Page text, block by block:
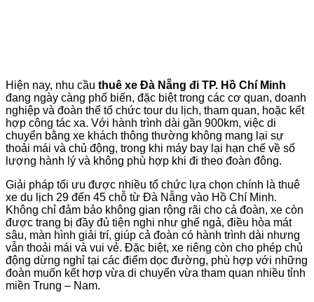
Hiện nay, nhu cầu thuê xe Đà Nẵng đi TP. Hồ Chí Minh
đang ngày càng phổ biến, đặc biệt trong các cơ quan, doanh
nghiệp và đoàn thể tổ chức tour du lịch, tham quan, hoặc kết
hợp công tác xa. Với hành trình dài gần 900km, việc di
chuyển bằng xe khách thông thường không mang lại sự
thoải mái và chủ động, trong khi máy bay lại hạn chế về số
lượng hành lý và không phù hợp khi đi theo đoàn đông.
Giải pháp tối ưu được nhiều tổ chức lựa chọn chính là thuê
xe du lịch 29 đến 45 chỗ từ Đà Nẵng vào Hồ Chí Minh.
Không chỉ đảm bảo không gian rộng rãi cho cả đoàn, xe còn
được trang bị đầy đủ tiện nghi như ghế ngả, điều hòa mát
sâu, màn hình giải trí, giúp cả đoàn có hành trình dài nhưng
vẫn thoải mái và vui vẻ. Đặc biệt, xe riêng còn cho phép chủ
động dừng nghỉ tại các điểm dọc đường, phù hợp với những
đoàn muốn kết hợp vừa di chuyển vừa tham quan nhiều tỉnh
miền Trung – Nam.